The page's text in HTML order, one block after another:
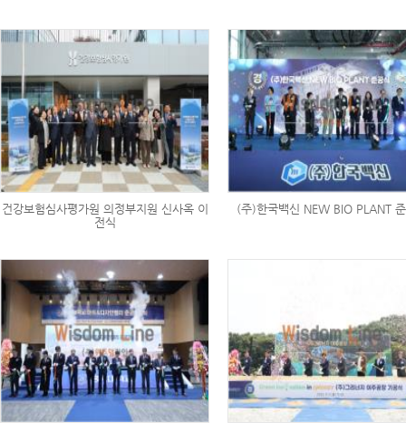
건강보험심사평가원 의정부지원 신사옥 이
전식
(주)한국백신 NEW BIO PLANT